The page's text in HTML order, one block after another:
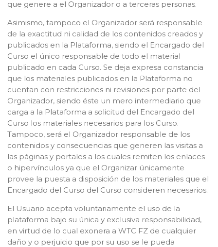
que genere a el Organizador o a terceras personas.
Asimismo, tampoco el Organizador será responsable
de la exactitud ni calidad de los contenidos creados y
publicados en la Plataforma, siendo el Encargado del
Curso el único responsable de todo el material
publicado en cada Curso. Se deja expresa constancia
que los materiales publicados en la Plataforma no
cuentan con restricciones ni revisiones por parte del
Organizador, siendo éste un mero intermediario que
carga a la Plataforma a solicitud del Encargado del
Curso los materiales necesarios para los Curso.
Tampoco, será el Organizador responsable de los
contenidos y consecuencias que generen las visitas a
las páginas y portales a los cuales remiten los enlaces
o hipervínculos ya que el Organizar únicamente
provee la puesta a disposición de los materiales que el
Encargado del Curso del Curso consideren necesarios.
El Usuario acepta voluntariamente el uso de la
plataforma bajo su única y exclusiva responsabilidad,
en virtud de lo cual exonera a WTC FZ de cualquier
daño y o perjuicio que por su uso se le pueda